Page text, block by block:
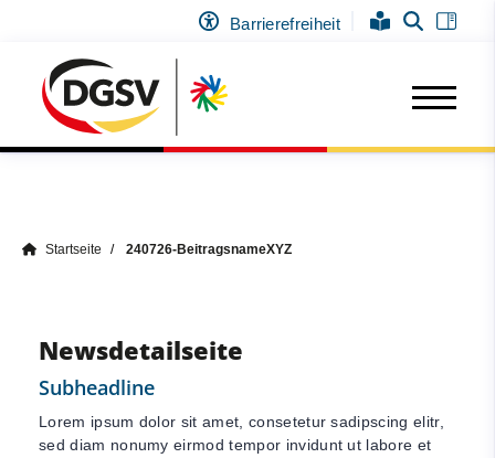
Barrierefreiheit
Startseite 240726-BeitragsnameXYZ
Newsdetailseite
Subheadline
Lorem ipsum dolor sit amet, consetetur sadipscing elitr,
sed diam nonumy eirmod tempor invidunt ut labore et